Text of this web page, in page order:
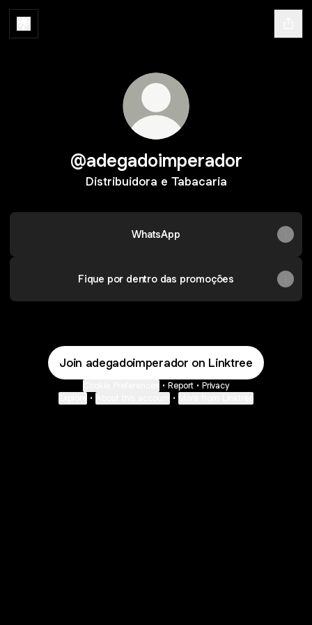
@adegadoimperador
Distribuidora e Tabacaria
WhatsApp
Fique por dentro das promoções
Join adegadoimperador on Linktree
• Report • Privacy
• •